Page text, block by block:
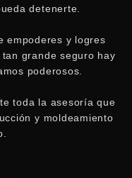
detenerte.
empoderes y logres
grande seguro hay
poderosos.
toda la asesoría que
y moldeamiento